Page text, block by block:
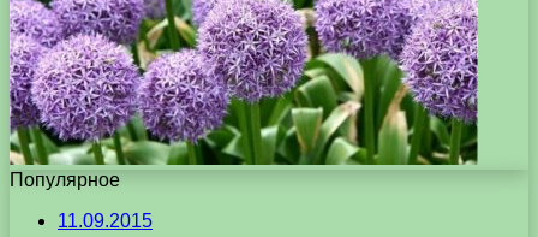
Популярное
11.09.2015